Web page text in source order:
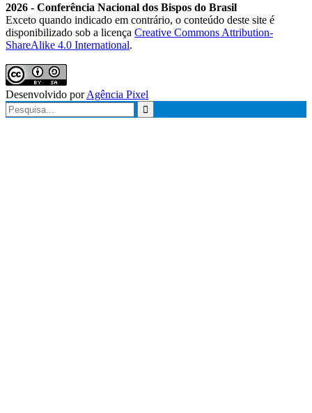
2026 - Conferência Nacional dos Bispos do Brasil
Exceto quando indicado em contrário, o conteúdo deste site é
disponibilizado sob a licença Creative Commons Attribution-
ShareAlike 4.0 International.
Desenvolvido porAgência Pixel